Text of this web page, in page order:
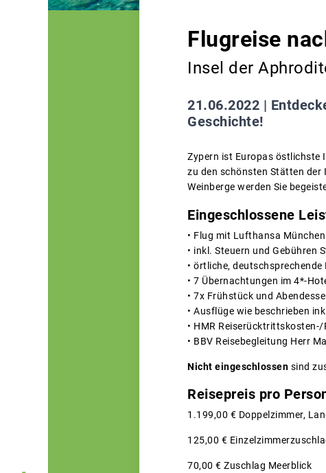
Flugreise
Insel der
21.06.2022 |
Geschichte!
Zypern ist Europas östlichste
zu den schönsten Stätten der
Weinberge werden Sie
Eingeschlossene
• Flug mit Lufthansa
• inkl. Steuern und Gebühren
• örtliche, deutschsprechende
• 7 Übernachtungen im 4*-
• 7x Frühstück und
• Ausflüge wie beschrieben
• HMR
• BBV Reisebegleitung Herr
Nicht eingeschlossen sind
Reisepreis pro
1.199,00 € Doppelzimmer,
125,00 €
70,00 € Zuschlag Meerblick